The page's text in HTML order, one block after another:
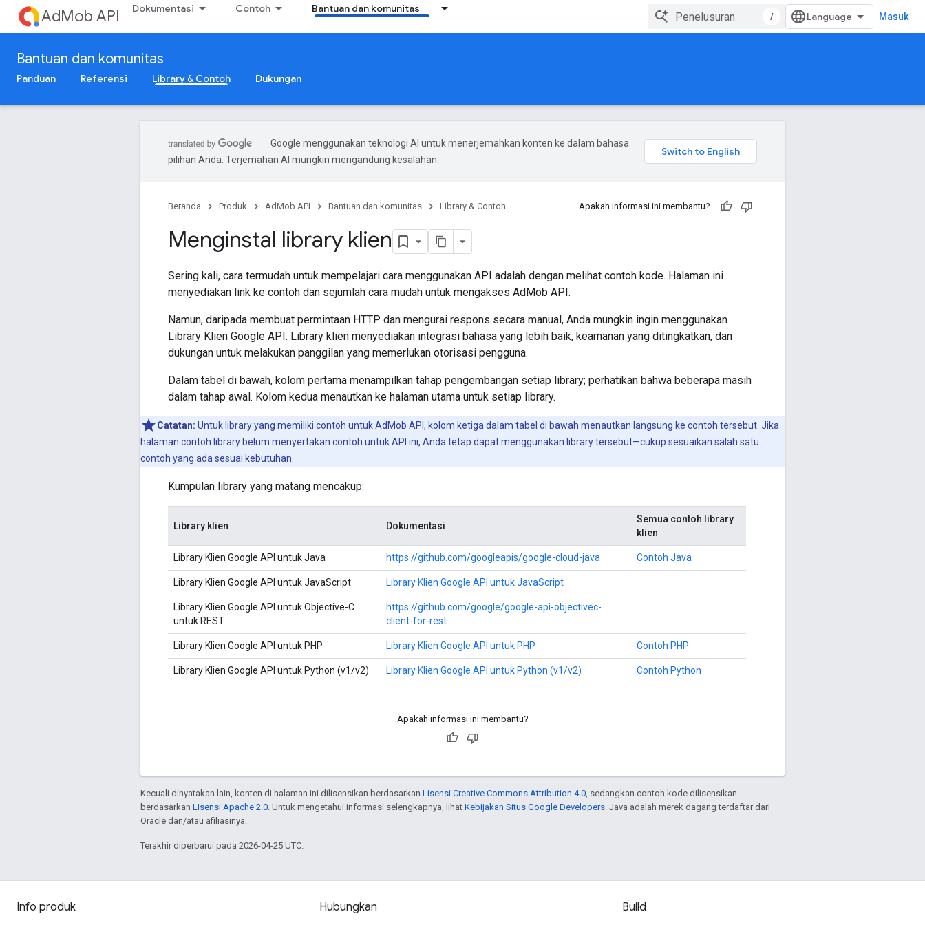
AdMob API Dokumentasi Contoh Bantuan dan komunitas
/ Masuk
Bantuan dan komunitas
Panduan Referensi Library & Contoh Dukungan
Google menggunakan teknologi AI untuk menerjemahkan konten ke dalam bahasa
pilihan Anda. Terjemahan AI mungkin mengandung kesalahan.
Beranda Produk AdMob API Bantuan dan komunitas Library & Contoh Apakah informasi ini membantu?
Menginstal library klien
Sering kali, cara termudah untuk mempelajari cara menggunakan API adalah dengan melihat contoh kode. Halaman ini
menyediakan link ke contoh dan sejumlah cara mudah untuk mengakses AdMob API.
Namun, daripada membuat permintaan HTTP dan mengurai respons secara manual, Anda mungkin ingin menggunakan
Library Klien Google API. Library klien menyediakan integrasi bahasa yang lebih baik, keamanan yang ditingkatkan, dan
dukungan untuk melakukan panggilan yang memerlukan otorisasi pengguna.
Dalam tabel di bawah, kolom pertama menampilkan tahap pengembangan setiap library; perhatikan bahwa beberapa masih
dalam tahap awal. Kolom kedua menautkan ke halaman utama untuk setiap library.
Catatan: Untuk library yang memiliki contoh untuk AdMob API, kolom ketiga dalam tabel di bawah menautkan langsung ke contoh tersebut. Jika
halaman contoh library belum menyertakan contoh untuk API ini, Anda tetap dapat menggunakan library tersebut—cukup sesuaikan salah satu
contoh yang ada sesuai kebutuhan.
Kumpulan library yang matang mencakup:
Library klien Dokumentasi
Semua contoh library
klien
Library Klien Google API untuk Java https://github.com/googleapis/google-cloud-java Contoh Java
Library Klien Google API untuk JavaScript Library Klien Google API untuk JavaScript
Library Klien Google API untuk Objective-C
untuk REST
https://github.com/google/google-api-objectivec-
client-for-rest
Library Klien Google API untuk PHP Library Klien Google API untuk PHP Contoh PHP
Library Klien Google API untuk Python (v1/v2) Library Klien Google API untuk Python (v1/v2) Contoh Python
Apakah informasi ini membantu?
Kecuali dinyatakan lain, konten di halaman ini dilisensikan berdasarkan Lisensi Creative Commons Attribution 4.0 , sedangkan contoh kode dilisensikan
berdasarkan Lisensi Apache 2.0 . Untuk mengetahui informasi selengkapnya, lihat Kebijakan Situs Google Developers . Java adalah merek dagang terdaftar dari
Oracle dan/atau afiliasinya.
Terakhir diperbarui pada 2026-04-25 UTC.
Info produk Hubungkan Build